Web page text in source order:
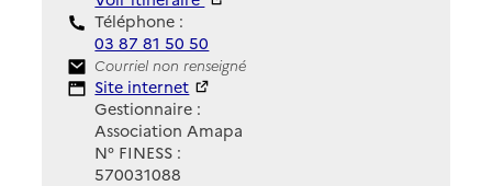
Téléphone :
03 87 81 50 50
Contact
Courriel non renseigné
Site Internet
Site internet
Gestionnaire :
Association Amapa
N° FINESS :
570031088